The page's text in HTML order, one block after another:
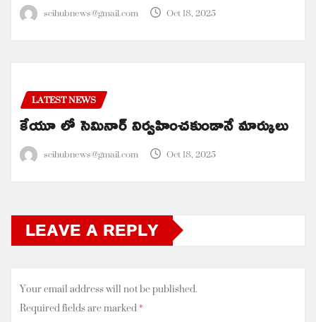
scihubnews@gmail.com Oct 18, 2025
LATEST NEWS
కేయూ లో సెమినార్ నిర్వహించకుండానే మార్కులు
scihubnews@gmail.com Oct 18, 2025
LEAVE A REPLY
Your email address will not be published.
Required fields are marked*